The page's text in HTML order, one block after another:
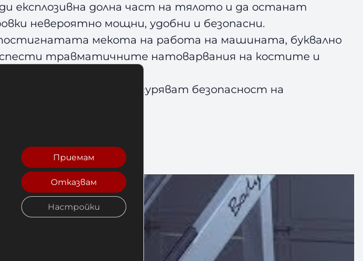
експлозивна долна част на тялото и да останат
невероятно мощни, удобни и безопасни.
мекота на работа на машината, буквално
травматичните натоварвания на костите и
упражненията и осигуряват безопасност на
51 мм
Приемам
Отказвам
Настройки